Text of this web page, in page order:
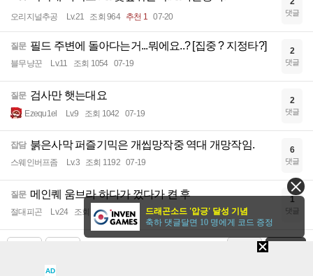
오리지널추공 Lv.21 조회 964 추천 1 07-20 댓글
질문 필드 주변에 돌아다는거...뭐에요..? [집중 ? 지정타?]
블무냥꾼 Lv.11 조회 1054 07-19
2
댓글
질문 검사만 햇는대요
Ezequ1el Lv.9 조회 1042 07-19
2
댓글
잡담 붉은사막 퍼즐기믹은 개씹망작중 역대 개망작임.
스웨인버프좀 Lv.3 조회 1192 07-19
6
댓글
질문 메인퀘 움브라 하다가 껐다가 켠 후
절대피곤 Lv.24 조회 781 07-19
1
댓글
AD
드래곤소드 '압긍' 달성 기념
축하 댓글달면 10 명에게 코드 증정